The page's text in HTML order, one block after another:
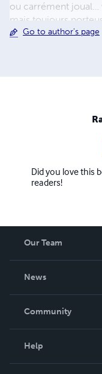
ou carrément joual…
mais toujours
donnant la parole
à 1000, 100 pages
toujours un
sentant enfin vivre,
Go to author's page
Did you love this
readers!
Our Team
News
In The News
Community
Help